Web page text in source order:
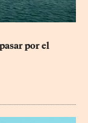
por el